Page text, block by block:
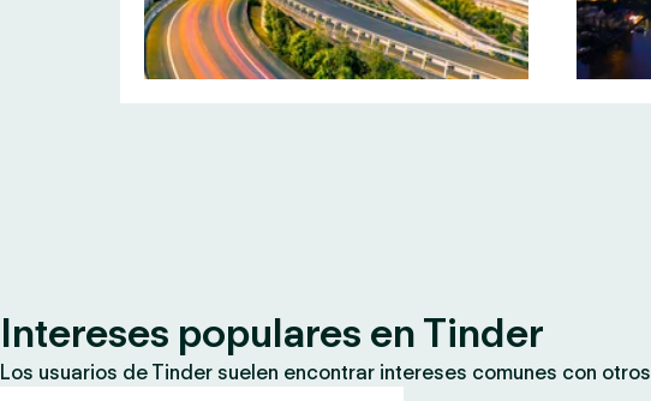
Intereses populares en Tinder
Los usuarios de Tinder suelen encontrar intereses comunes con